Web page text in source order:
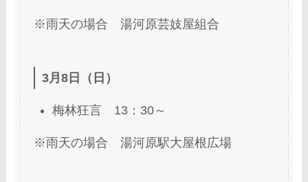
※雨天の場合 湯河原芸妓屋組合
3月8日（日）
梅林狂言 13：30～
※雨天の場合 湯河原駅大屋根広場